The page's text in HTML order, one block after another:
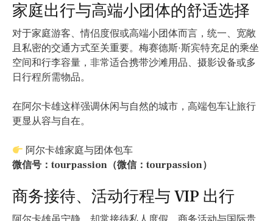
家庭出行与高端小团体的舒适选择
对于家庭游客、情侣度假或高端小团体而言，统一、宽敞
且私密的交通方式至关重要。梅赛德斯·斯宾特充足的乘坐
空间和行李容量，非常适合携带沙滩用品、摄影设备或多
日行程所需物品。
在阿尔卡雄这样强调休闲与自然的城市，高端包车让旅行
更显从容与自在。
阿尔卡雄家庭与团体包车
微信号：tourpassion（微信：tourpassion）
商务接待、活动行程与 VIP 出行